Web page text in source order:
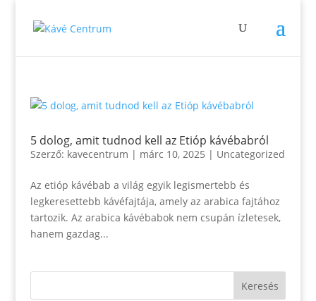
5 dolog, amit tudnod kell az Etióp kávébabról
Szerző: kavecentrum | márc 10, 2025 | Uncategorized
Az etióp kávébab a világ egyik legismertebb és
legkeresettebb kávéfajtája, amely az arabica fajtához
tartozik. Az arabica kávébabok nem csupán ízletesek,
hanem gazdag...
Keresés